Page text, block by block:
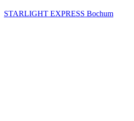
STARLIGHT EXPRESS Bochum